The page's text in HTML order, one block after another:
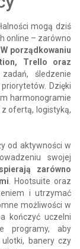
mogą dziś
online – zarówno
W porządkowaniu
Trello oraz
śledzenie
Dzięki
harmonogramie
ofertą, logistyką,
od aktywności w
swojej
zarówno
. Hootsuite oraz
i utrzymać
możliwości w
kończyć uczelni
programy, aby
banery czy